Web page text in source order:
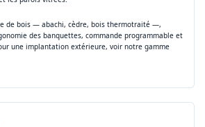
de bois — abachi, cèdre, bois thermotraité —,
des banquettes, commande programmable et
une implantation extérieure, voir notre gamme